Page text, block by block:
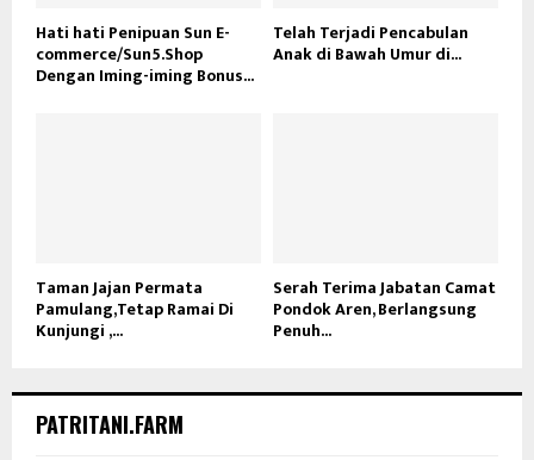
Hati hati Penipuan Sun E-
commerce/Sun5.Shop
Dengan Iming-iming Bonus...
Telah Terjadi Pencabulan
Anak di Bawah Umur di...
Taman Jajan Permata
Pamulang,Tetap Ramai Di
Kunjungi ,...
Serah Terima Jabatan Camat
Pondok Aren, Berlangsung
Penuh...
PATRITANI.FARM